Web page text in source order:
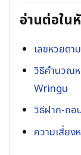
อ่านต่อใน
เลขหวยตา
วิธีคำนวณ
Wringu
วิธีฝาก-ถอ
ความเสี่ย